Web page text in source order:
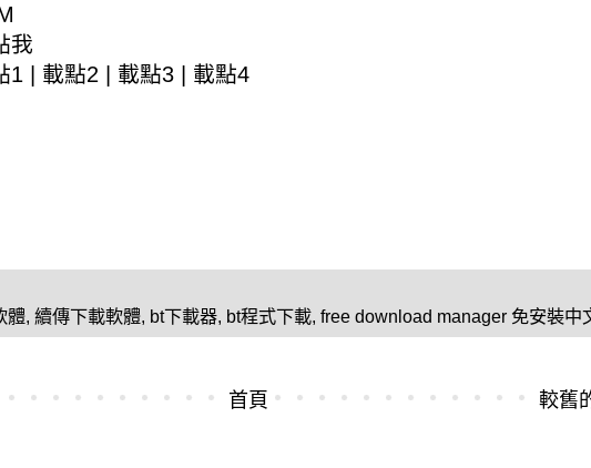
我
1
載點2 載點3 載點4
體, 續傳下載軟體, bt下載器, bt程式下載, free download manager 免安裝中
較舊
首頁